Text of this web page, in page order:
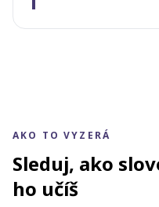
AKO TO VYZERÁ
Sleduj, ako
ho učíš